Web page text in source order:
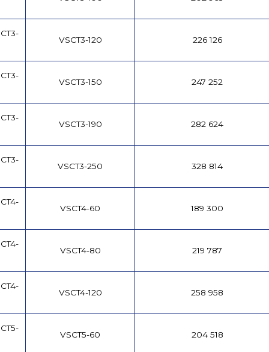
VSCT3-120 226 126
VSCT3-150 247 252
VSCT3-190 282 624
VSCT3-250 328 814
VSCT4-60 189 300
VSCT4-80 219 787
VSCT4-120 258 958
VSCT5-60 204 518